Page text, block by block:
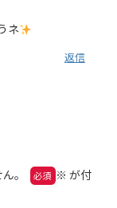
ネ
返信
。 ※ が付